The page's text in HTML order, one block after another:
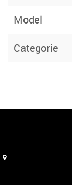
Model
Categorie